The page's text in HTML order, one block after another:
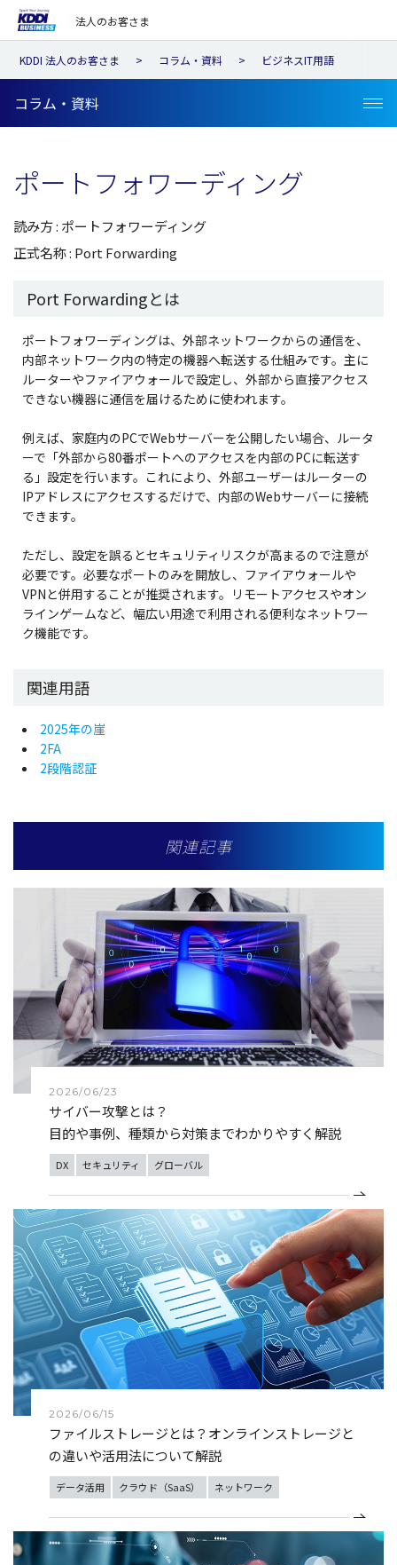
法人のお客さま
KDDI 法人のお客さま コラム・資料 ビジネスIT用語
コラム・資料
ポートフォワーディング
読み方 : ポートフォワーディング
正式名称 : Port Forwarding
Port Forwardingとは
ポートフォワーディングは、外部ネットワークからの通信を、
内部ネットワーク内の特定の機器へ転送する仕組みです。主に
ルーターやファイアウォールで設定し、外部から直接アクセス
できない機器に通信を届けるために使われます。
例えば、家庭内のPCでWebサーバーを公開したい場合、ルータ
ーで「外部から80番ポートへのアクセスを内部のPCに転送す
る」設定を行います。これにより、外部ユーザーはルーターの
IPアドレスにアクセスするだけで、内部のWebサーバーに接続
できます。
ただし、設定を誤るとセキュリティリスクが高まるので注意が
必要です。必要なポートのみを開放し、ファイアウォールや
VPNと併用することが推奨されます。リモートアクセスやオン
ラインゲームなど、幅広い用途で利用される便利なネットワー
ク機能です。
関連用語
2025年の崖
2FA
2段階認証
関連記事
2026/06/23
サイバー攻撃とは？
目的や事例、種類から対策までわかりやすく解説
DX セキュリティ グローバル
2026/06/15
ファイルストレージとは？オンラインストレージと
の違いや活用法について解説
データ活用 クラウド（SaaS） ネットワーク